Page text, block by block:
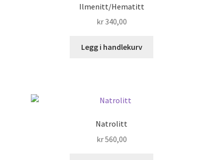
Ilmenitt/Hematitt
kr340,00
Legg i handlekurv
Natrolitt
kr560,00